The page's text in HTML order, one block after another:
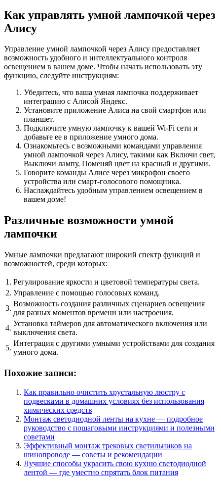
Как управлять умной лампочкой через
Алису
Управление умной лампочкой через Алису предоставляет
возможность удобного и интеллектуального контроля
освещением в вашем доме. Чтобы начать использовать эту
функцию, следуйте инструкциям:
Убедитесь, что ваша умная лампочка поддерживает
интеграцию с Алисой Яндекс.
Установите приложение Алиса на свой смартфон или
планшет.
Подключите умную лампочку к вашей Wi-Fi сети и
добавьте ее в приложение умного дома.
Ознакомьтесь с возможными командами управления
умной лампочкой через Алису, такими как Включи свет,
Выключи лампу, Поменяй цвет на красный и другими.
Говорите команды Алисе через микрофон своего
устройства или смарт-голосового помощника.
Наслаждайтесь удобным управлением освещением в
вашем доме!
Различные возможности умной
лампочки
Умные лампочки предлагают широкий спектр функций и
возможностей, среди которых:
1. Регулирование яркости и цветовой температуры света.
2. Управление с помощью голосовых команд.
3.
Возможность создания различных сценариев освещения
для разных моментов времени или настроения.
4.
Установка таймеров для автоматического включения или
выключения света.
5.
Интеграция с другими умными устройствами для создания
умного дома.
Похожие записи:
Как правильно очистить хрустальную люстру с
подвесками в домашних условиях без использования
химических средств
Монтаж светодиодной ленты на кухне — подробное
руководство с пошаговыми инструкциями и полезными
советами
Эффективный монтаж трековых светильников на
шинопроводе — советы и рекомендации
Лучшие способы украсить свою кухню светодиодной
лентой — где уместно спрятать блок питания